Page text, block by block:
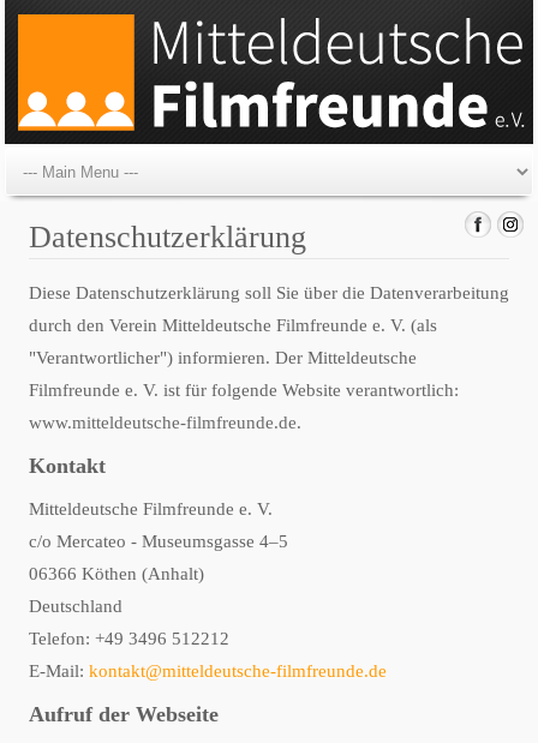
Datenschutzerklärung
Diese Datenschutzerklärung soll Sie über die Datenverarbeitung
durch den Verein Mitteldeutsche Filmfreunde e. V. (als
"Verantwortlicher") informieren. Der Mitteldeutsche
Filmfreunde e. V. ist für folgende Website verantwortlich:
www.mitteldeutsche-filmfreunde.de.
Kontakt
Mitteldeutsche Filmfreunde e. V.
c/o Mercateo - Museumsgasse 4–5
06366 Köthen (Anhalt)
Deutschland
Telefon: +49 3496 512212
E-Mail: kontakt@mitteldeutsche-filmfreunde.de
Aufruf der Webseite